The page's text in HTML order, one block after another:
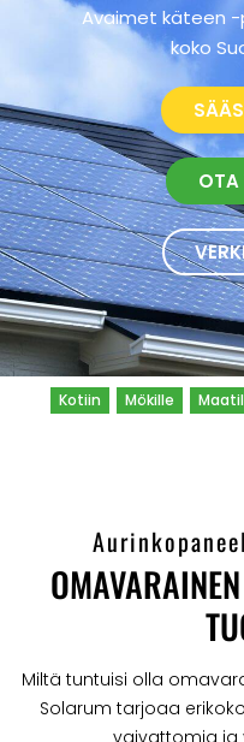
Avaimet käteen
koko
OTA
Kotiin Mökille
Miltä tuntuisi olla
Solarum tarjoaa